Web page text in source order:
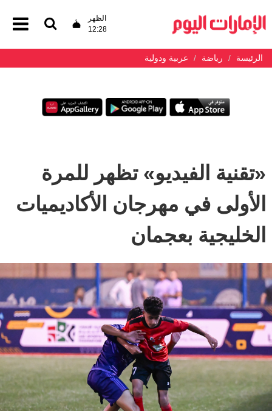
الظهر
12:28
الرئيسة رياضة عربية ودولية
«تقنية الفيديو» تظهر للمرة
الأولى في مهرجان الأكاديميات
الخليجية بعجمان